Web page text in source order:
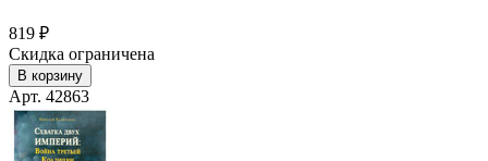
819 ₽
Скидка ограничена
В корзину
Арт. 42863